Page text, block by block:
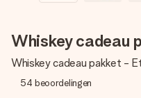
Whiskey cadeau
Whiskey cadeau pakket -
54 beoordelingen